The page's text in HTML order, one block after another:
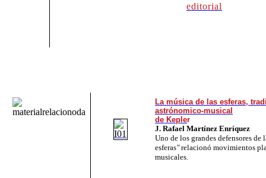
editorial
La música de las esferas,
astrónomico-musical
de Kepler
J. Rafael Martínez Enríquez
Uno de los grandes defensores de
esferas" relacionó movimientos
musicales.